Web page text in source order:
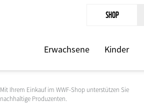
SHOP
Erwachsene Kinder
Mit Ihrem Einkauf im WWF-Shop unterstützen Sie
nachhaltige Produzenten.